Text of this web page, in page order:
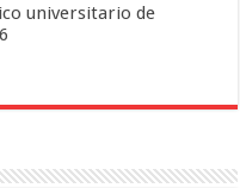
universitario de